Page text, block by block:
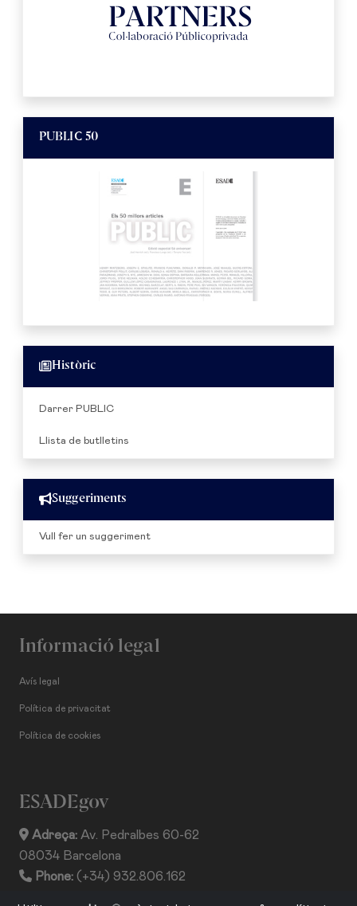
PUBLIC 50
Històric
Darrer PUBLIC
Llista de butlletins
Suggeriments
Vull fer un suggeriment
Informació legal
Avís legal
Política de privacitat
Política de cookies
ESADEgov
Adreça: Av. Pedralbes 60-62
08034 Barcelona
Phone: (+34) 932.806.162